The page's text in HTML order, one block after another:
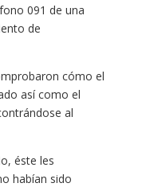
091 de una
de
cómo el
así como el
al
éste les
habían sido